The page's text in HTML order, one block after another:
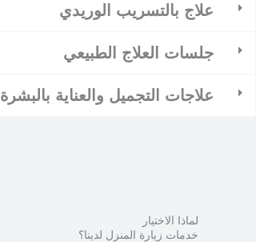
علاج بالتسريب الوريدي
جلسات العلاج الطبيعي
علاجات التجميل والعناية بالبشرة
لماذا الاختيار
خدمات زيارة المنزل لدينا؟